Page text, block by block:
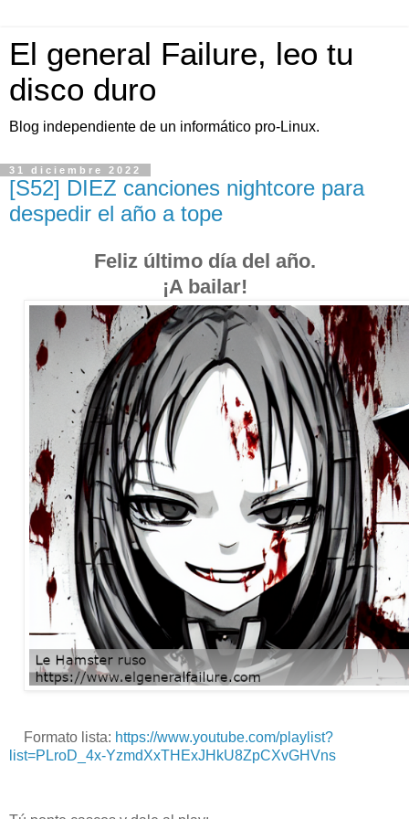
El general Failure, leo tu
disco duro
Blog independiente de un informático pro-Linux.
31 diciembre 2022
[S52] DIEZ canciones nightcore para
despedir el año a tope
Feliz último día del año.
¡A bailar!
Formato lista: https://www.youtube.com/playlist?
list=PLroD_4x-YzmdXxTHExJHkU8ZpCXvGHVns